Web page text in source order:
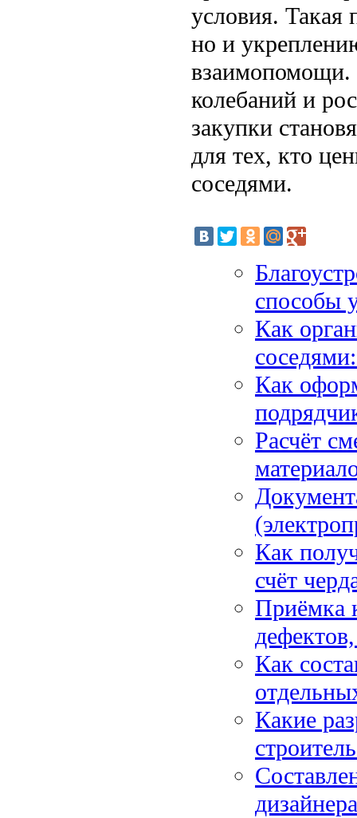
условия. Такая
но и
взаимопомощи.
колебаний и
закупки
для тех, кто
соседями.
способы
Как
Как
Расчёт
Как
счёт
Приёмка
Как
Какие